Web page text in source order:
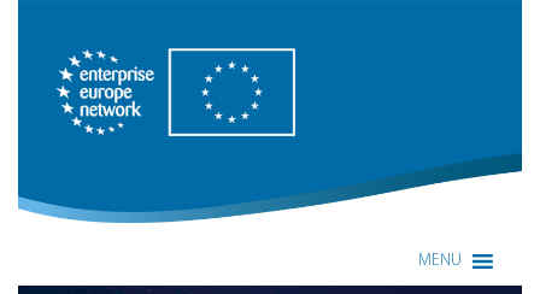
Enterprise Europe Network
MENU